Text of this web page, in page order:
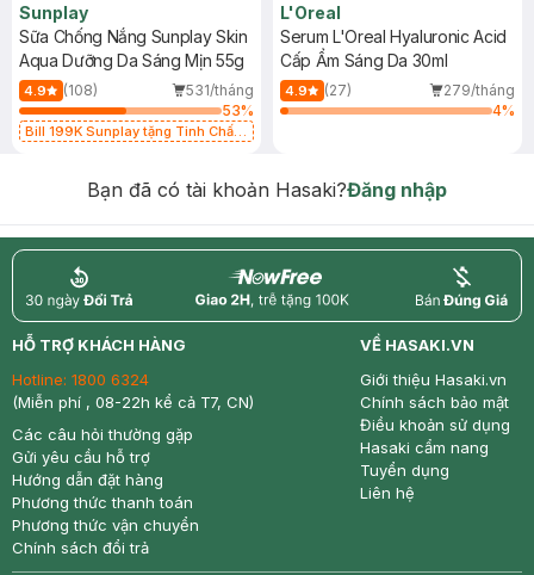
Sunplay
Sữa Chống Nắng Sunplay Skin
Aqua Dưỡng Da Sáng Mịn 55g
4.9 (108)
531/tháng
53%
Bill 199K Sunplay tặng Tinh Chất
L'Oreal
Serum L'Oreal Hyaluronic Acid
Cấp Ẩm Sáng Da 30ml
4.9 (27)
279/tháng
4%
Bạn đã có tài khoản Hasaki?Đăng nhập
return nowfree price
HỖ TRỢ KHÁCH HÀNG
Hotline: 1800 6324
(Miễn phí , 08-22h kể cả T7, CN)
Các câu hỏi thường gặp
Gửi yêu cầu hỗ trợ
Hướng dẫn đặt hàng
Phương thức thanh toán
Phương thức vận chuyển
Chính sách đổi trả
VỀ HASAKI.VN
Giới thiệu Hasaki.vn
Chính sách bảo mật
Điều khoản sử dụng
Hasaki cẩm nang
Tuyển dụng
Liên hệ